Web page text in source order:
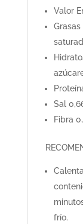
Valor
Sal
Fibra
frío.